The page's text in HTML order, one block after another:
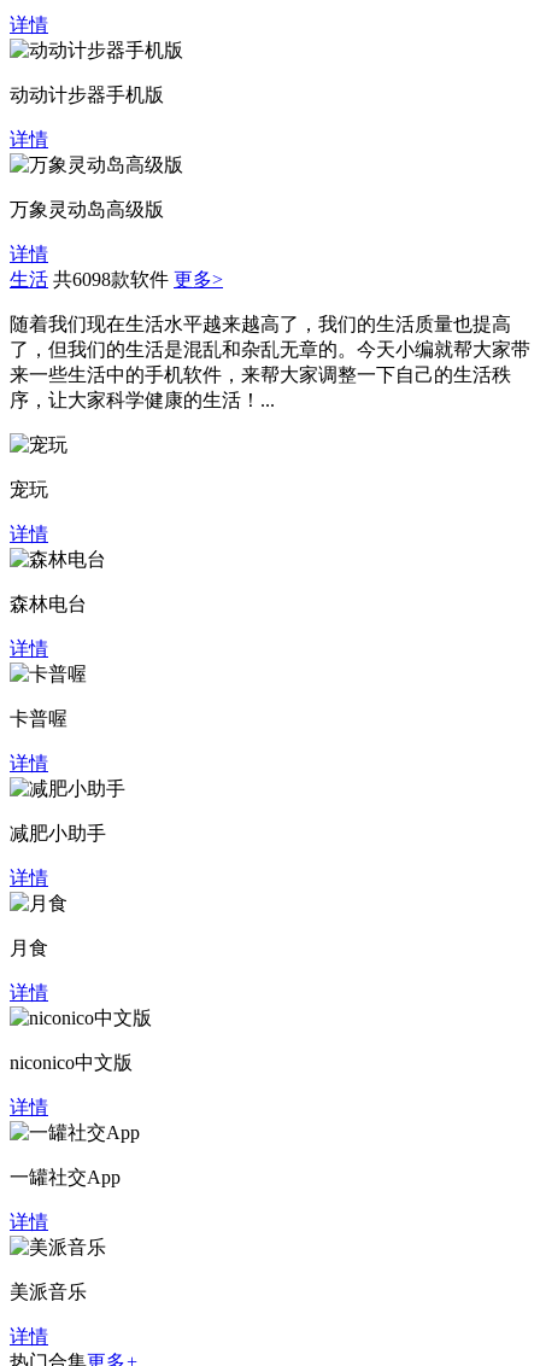
详情
动动计步器手机版
详情
万象灵动岛高级版
详情
生活 共6098款软件 更多>
随着我们现在生活水平越来越高了，我们的生活质量也提高
了，但我们的生活是混乱和杂乱无章的。今天小编就帮大家带
来一些生活中的手机软件，来帮大家调整一下自己的生活秩
序，让大家科学健康的生活！...
宠玩
详情
森林电台
详情
卡普喔
详情
减肥小助手
详情
月食
详情
niconico中文版
详情
一罐社交App
详情
美派音乐
详情
热门合集更多+